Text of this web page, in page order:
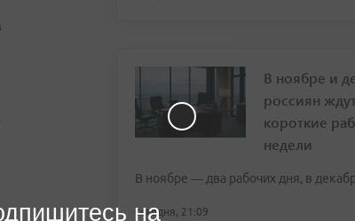
В ноябре и
россиян
короткие
недели
В ноябре — два рабочих дня, в
сегодня, 21:09
на